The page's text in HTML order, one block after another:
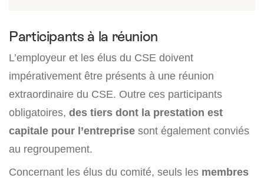
Participants à la réunion
L’employeur et les élus du CSE doivent
impérativement être présents à une réunion
extraordinaire du CSE. Outre ces participants
obligatoires, des tiers dont la prestation est
capitale pour l’entreprise sont également conviés
au regroupement.
Concernant les élus du comité, seuls les membres